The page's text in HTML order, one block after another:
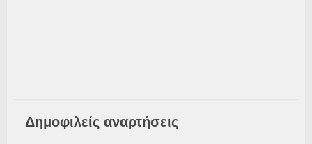
Δημοφιλείς αναρτήσεις